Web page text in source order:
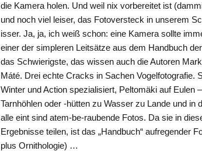
die Kamera holen. Und weil nix vorbereitet ist
und noch viel leiser, das Fotoversteck in unserem
isser. Ja, ja, ich weiß schon: eine Kamera sollte
einer der simpleren Leitsätze aus dem Handbuch
das Schwierigste, das wissen auch die Autoren
Máté. Drei echte Cracks in Sachen Vogelfotografie.
Winter und Action spezialisiert, Peltomäki auf Eulen
Tarnhöhlen oder -hütten zu Wasser zu Lande und
alle eint sind atem-be-raubende Fotos. Da sie in
Ergebnisse teilen, ist das „Handbuch“ aufregender
plus Ornithologie) …